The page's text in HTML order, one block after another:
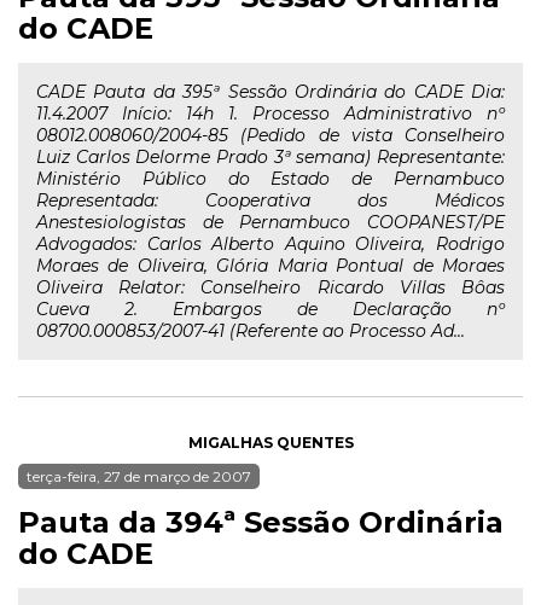
do CADE
CADE Pauta da 395ª Sessão Ordinária do CADE Dia:
11.4.2007 Início: 14h 1. Processo Administrativo nº
08012.008060/2004-85 (Pedido de vista Conselheiro
Luiz Carlos Delorme Prado 3ª semana) Representante:
Ministério Público do Estado de Pernambuco
Representada: Cooperativa dos Médicos
Anestesiologistas de Pernambuco COOPANEST/PE
Advogados: Carlos Alberto Aquino Oliveira, Rodrigo
Moraes de Oliveira, Glória Maria Pontual de Moraes
Oliveira Relator: Conselheiro Ricardo Villas Bôas
Cueva 2. Embargos de Declaração nº
08700.000853/2007-41 (Referente ao Processo Ad...
MIGALHAS QUENTES
terça-feira, 27 de março de 2007
Pauta da 394ª Sessão Ordinária
do CADE